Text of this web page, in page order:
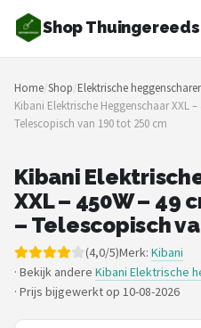
Shop
Zoeken
NAVIGATIE
Shop
Merken
Blog
Borderplanten
Grasmaaiers
Home/Shop/Elektrische
Kibani Elektrische Heggenschaar XXL
Telescopisch van 190 tot 250 cm
Kibani
XXL – 450W –
– Telescopisch
(4,0/5)Merk: Kibani
· Bekijk andere Kibani Elektrische
· Prijs bijgewerkt op 10-08-2026